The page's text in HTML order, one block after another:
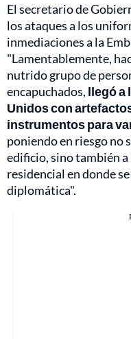
El secretario de
los ataques a los
inmediaciones a la
"Lamentablemente,
nutrido grupo de
encapuchados, llegó a
Unidos con
instrumentos para
poniendo en riesgo no
edificio, sino también
residencial en donde
diplomática".